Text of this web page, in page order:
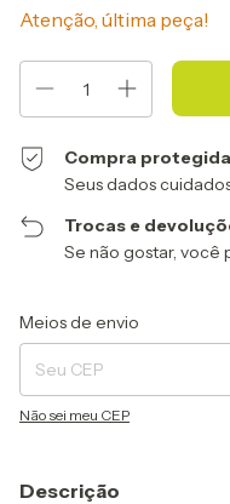
Atenção, última peça!
Compra protegida
Seus dados
Trocas e
Se não gostar, você
Entregas para o CEP:
Meios de envio
Não sei meu CEP
Descrição